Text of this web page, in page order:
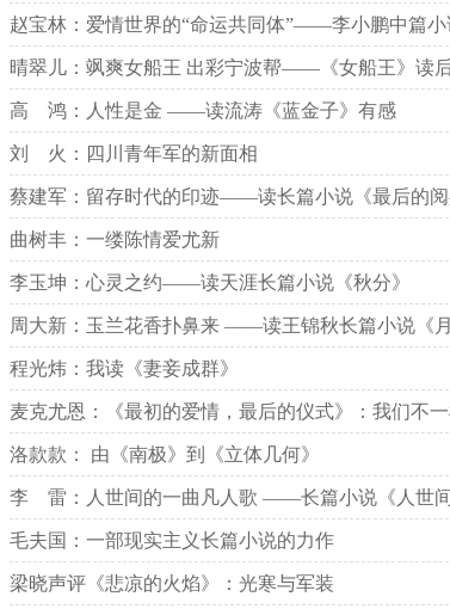
赵宝林：爱情世界的“命运共同体”——李小鹏中篇
晴翠儿：飒爽女船王 出彩宁波帮——《女船王》读
高 鸿：人性是金 ——读流涛《蓝金子》有感
刘 火：四川青年军的新面相
蔡建军：留存时代的印迹——读长篇小说《最后的
曲树丰：一缕陈情爱尤新
李玉坤：心灵之约——读天涯长篇小说《秋分》
周大新：玉兰花香扑鼻来 ——读王锦秋长篇小说《月
程光炜：我读《妻妾成群》
麦克尤恩：《最初的爱情，最后的仪式》：我们不
洛款款： 由《南极》到《立体几何》
李 雷：人世间的一曲凡人歌 ——长篇小说《人世
毛夫国：一部现实主义长篇小说的力作
梁晓声评《悲凉的火焰》：光寒与军装